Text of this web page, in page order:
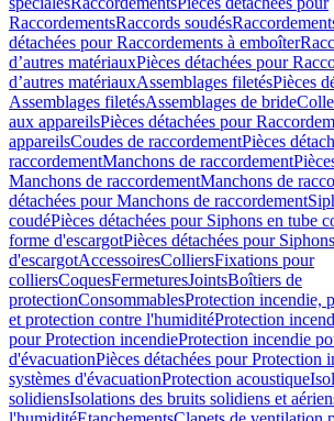
RaccordementsRaccords soudés
détachées pour Raccordements à emboîter
d’autres matériauxPièces détachées pour
d’autres matériauxAssemblages filetésPièces
Assemblages filetésAssemblages de bride
aux appareilsPièces détachées pour
appareilsCoudes de raccordementPièces
raccordementManchons de raccordement
Manchons de raccordementManchons de
détachées pour Manchons de raccordement
coudéPièces détachées pour Siphons en tube
forme d'escargotPièces détachées pour
d'escargotAccessoiresColliersFixations pour
colliersCoquesFermeturesJointsBoîtiers de
protectionConsommablesProtection incendie,
et protection contre l'humiditéProtection
pour Protection incendieProtection incendie
d'évacuationPièces détachées pour Protection
systèmes d'évacuationProtection acoustique
solidiensIsolations des bruits solidiens et